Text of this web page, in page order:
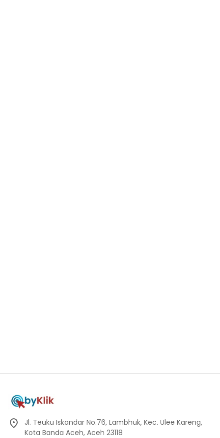
Jl. Teuku Iskandar No.76, Lambhuk, Kec. Ulee Kareng,
Kota Banda Aceh, Aceh 23118